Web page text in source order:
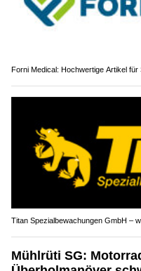
Forni Medical: Hochwertige Artikel
Titan Spezialbewachungen GmbH –
Mühlrüti SG: